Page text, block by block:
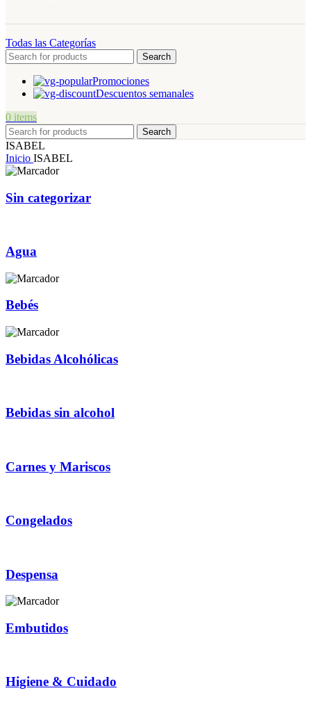
Todas las Categorías
Search
Promociones
Descuentos semanales
0 items
Search
ISABEL
Inicio ISABEL
Sin categorizar
Agua
Bebés
Bebidas Alcohólicas
Bebidas sin alcohol
Carnes y Mariscos
Congelados
Despensa
Embutidos
Higiene & Cuidado